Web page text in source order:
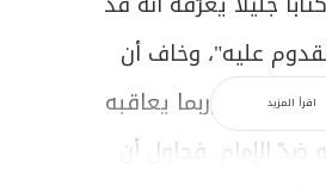
عليه"، وخاف أن
ضدّه، وربما يعاقبه
الإمام، فحاول أن
اقرأ المزيد